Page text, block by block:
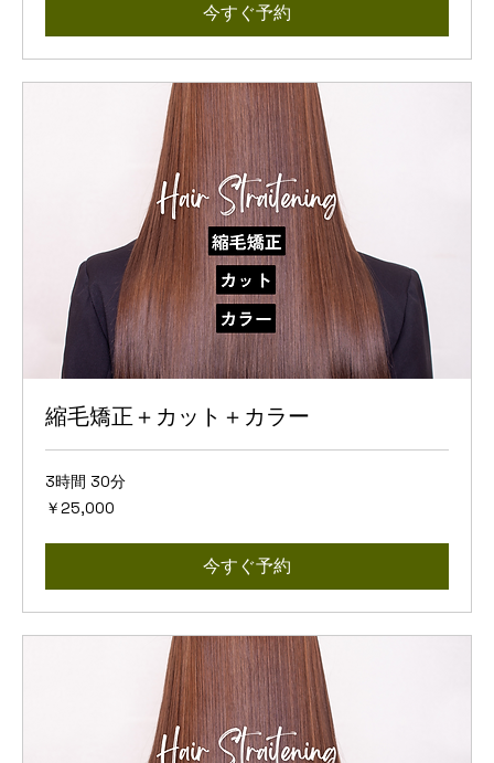
今すぐ予約
縮毛矯正＋カット＋カラー
3時間 30分
25,000
円
￥25,000
今すぐ予約